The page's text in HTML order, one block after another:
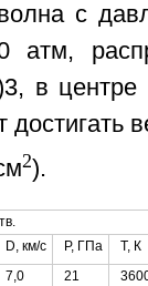
с
атм,
в центре
2).
D, км/с Р, ГПа
Т, К
7,0 21